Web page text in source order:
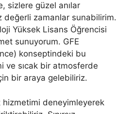
sizlere güzel anılar
değerli zamanlar sunabilirim.
Yüksek Lisans Öğrencisi
sunuyorum. GFE
konseptindeki bu
ve sıcak bir atmosferde
bir araya gelebiliriz.
hizmetimi deneyimleyerek